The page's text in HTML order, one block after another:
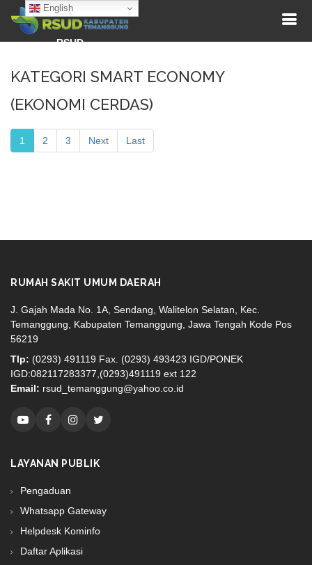
English
RSUD
KATEGORI SMART ECONOMY
(EKONOMI CERDAS)
1 2 3 Next Last
RUMAH SAKIT UMUM DAERAH
J. Gajah Mada No. 1A, Sendang, Walitelon Selatan, Kec.
Temanggung, Kabupaten Temanggung, Jawa Tengah Kode Pos
56219
Tlp: (0293) 491119 Fax. (0293) 493423 IGD/PONEK
IGD:082117283377,(0293)491119 ext 122
Email: rsud_temanggung@yahoo.co.id
LAYANAN PUBLIK
Pengaduan
Whatsapp Gateway
Helpdesk Kominfo
Daftar Aplikasi